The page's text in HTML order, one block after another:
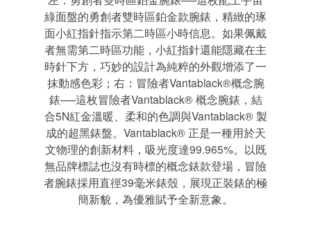
綠面盤的勇創者雙時區鉑金款腕錶，精緻的琢
面小紅指針指示第二時區小時信息。如果佩戴
者無需第二時區功能，小紅指針還能隱藏在主
時針下方，巧妙的設計為純粹的外觀增添了一
抹動感色彩；右：冒險者Vantablack®概念腕
錶──這枚冒險者Vantablack® 概念腕錶，結
合5N紅金溫暖、柔和的色調與Vantablack® 製
成的超黑錶盤。Vantablack® 正是一種用於天
文物理的創新材料，吸光度達99.965%。以既
無品牌標誌也沒有時標的概念錶款登場，冒險
者腕錶採用直徑39毫米錶殼，展現正裝錶的極
簡新貌，為優雅賦予全新意象。